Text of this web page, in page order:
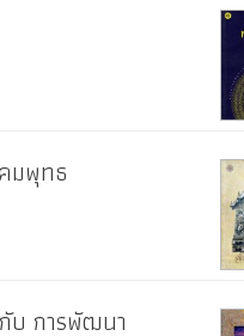
มพุทธ
บ การพัฒนา